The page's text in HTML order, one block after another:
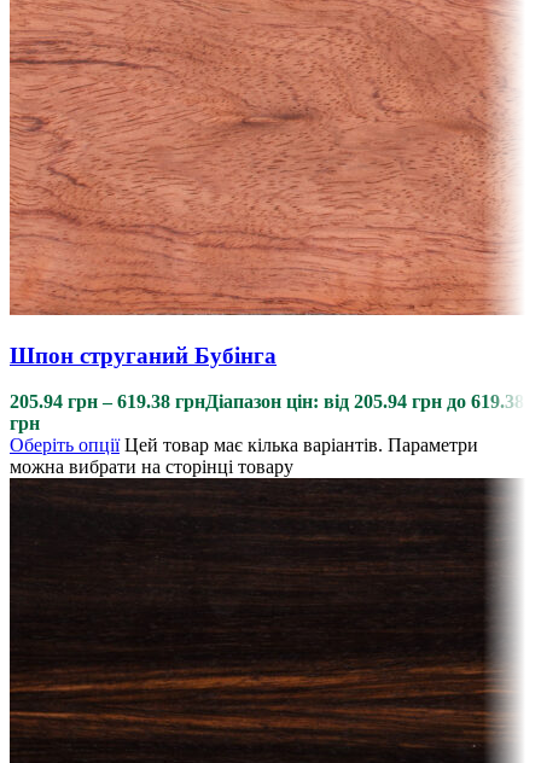
Шпон струганий Бубінга
205.94 грн – 619.38 грнДіапазон цін: від 205.94 грн до 619.38
грн
Оберіть опції Цей товар має кілька варіантів. Параметри
можна вибрати на сторінці товару